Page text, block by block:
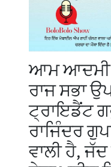
ਆਮ ਆਦਮੀ
ਰਾਜ ਸਭਾ
ਟ੍ਰਾਇਡੈਂਟ
ਰਾਜਿੰਦਰ
ਵਾਲੀ ਹੈ,